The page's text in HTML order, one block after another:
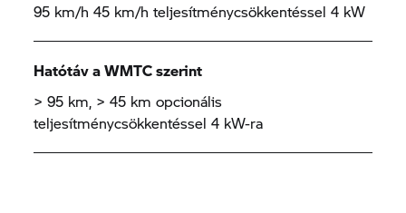
95 km/h 45 km/h teljesítménycsökkentéssel 4 kW
Hatótáv a WMTC szerint
> 95 km, > 45 km opcionális
teljesítménycsökkentéssel 4 kW-ra